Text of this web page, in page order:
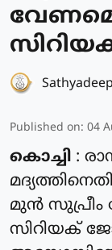
Published on: 04
കൊച്ചി :
മുൻ സുപ്രീം
സിറിയക്